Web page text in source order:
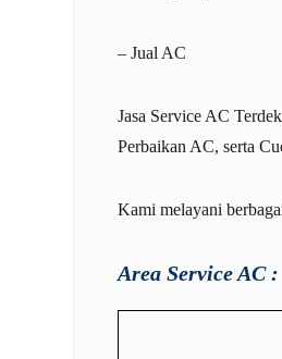
– Jual AC
Jasa Service AC
Perbaikan AC, serta
Kami melayani
Area Service AC :